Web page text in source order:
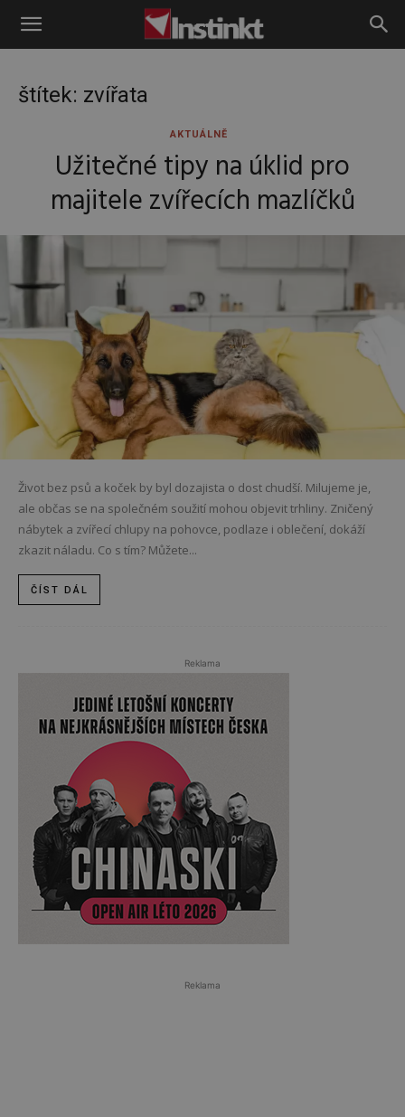
Instinkt
štítek: zvířata
AKTUÁLNĚ
Užitečné tipy na úklid pro
majitele zvířecích mazlíčků
Život bez psů a koček by byl dozajista o dost chudší. Milujeme je,
ale občas se na společném soužití mohou objevit trhliny. Zničený
nábytek a zvířecí chlupy na pohovce, podlaze i oblečení, dokáží
zkazit náladu. Co s tím? Můžete...
ČÍST DÁL
Reklama
Reklama